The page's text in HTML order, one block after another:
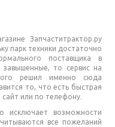
Запчаститрактор.ру
парк техники достаточно
поставщика в
то сервис на
решил именно сюда
то, что есть быстрая
сайт или по телефону.
исключает возможности
все пожеланий